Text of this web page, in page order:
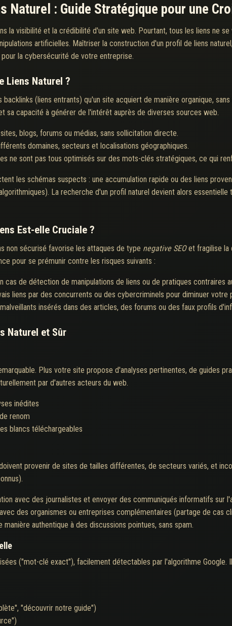
Naturel : Guide Stratégique pour une
la visibilité et la crédibilité d'un site web. Pourtant, tous les liens ne
artificielles. Maîtriser la construction d'un profil de liens
la cybersécurité de votre entreprise.
Liens Naturel ?
(liens entrants) qu'un site acquiert de manière organique,
sa capacité à générer de l'intérêt auprès de diverses sources web.
blogs, forums ou médias, sans sollicitation directe.
domaines, secteurs et localisations géographiques.
ne sont pas tous optimisés sur des mots-clés stratégiques, ce qui
les schémas suspects : une accumulation rapide ou des liens
La recherche d'un profil naturel devient alors
Est-elle Cruciale ?
non sécurisé favorise les attaques de type negative SEOet fragilise la
pour se prémunir contre les risques suivants :
cas de détection de manipulations de liens ou de pratiques contraires
liens par des concurrents ou des cybercriminels pour diminuer
insérés dans des articles, des forums ou des faux profils
Naturel et Sûr
Plus votre site propose d'analyses pertinentes, de guides
par d'autres acteurs du web.
inédites
renom
blancs téléchargeables
provenir de sites de tailles différentes, de secteurs variés, et
avec des journalistes et envoyer des communiqués informatifs sur
des organismes ou entreprises complémentaires (partage de cas
manière authentique à des discussions pointues, sans spam.
("mot-clé exact"), facilement détectables par l'algorithme Google.
"découvrir notre guide")